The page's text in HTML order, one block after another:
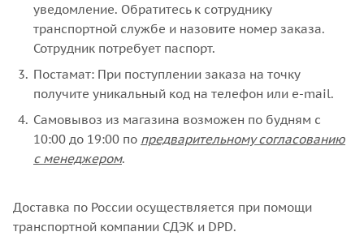
уведомление. Обратитесь к сотруднику
транспортной службе и назовите номер заказа.
Сотрудник потребует паспорт.
Постамат: При поступлении заказа на точку
получите уникальный код на телефон или e-mail.
Самовывоз из магазина возможен по будням с
10:00 до 19:00 по предварительному согласованию
с менеджером.
Доставка по России осуществляется при помощи
транспортной компании СДЭК и DPD.